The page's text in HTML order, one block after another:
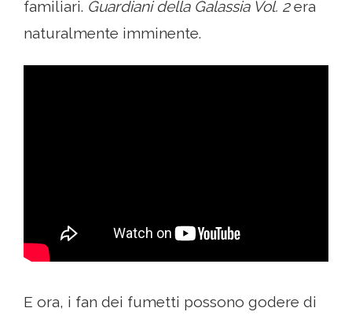
familiari. Guardiani della Galassia Vol. 2era
naturalmente imminente.
E ora, i fan dei fumetti possono godere di